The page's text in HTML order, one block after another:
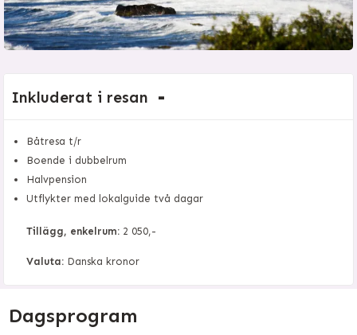
Inkluderat i resan
Båtresa t/r
Boende i dubbelrum
Halvpension
Utflykter med lokalguide två dagar
Tillägg, enkelrum: 2 050,-
Valuta: Danska kronor
Dagsprogram